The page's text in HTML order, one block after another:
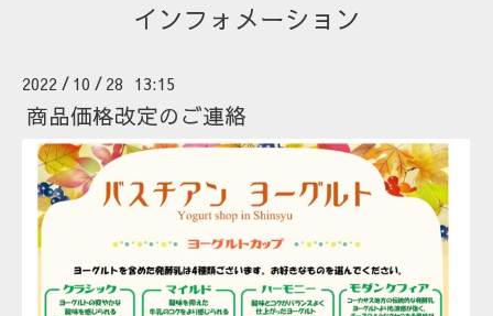
インフォメーション
2022 / 10 / 28 13:15
商品価格改定のご連絡